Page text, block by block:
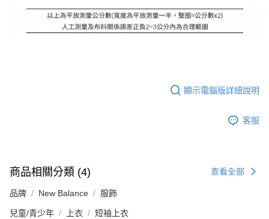
顯示電腦版詳細說明
客服
商品相關分類 (4) 查看全部
品牌 New Balance 服飾
兒童/青少年 上衣 短袖上衣